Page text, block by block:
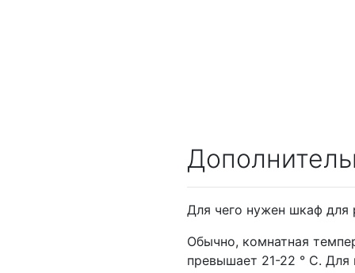
Для чего нужен шкаф для
Обычно, комнатная
превышает 21-22 ° C. Для